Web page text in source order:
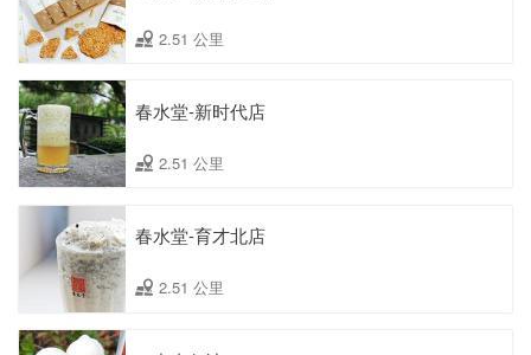
2.51 公里
春水堂-新时代店
2.51 公里
春水堂-育才北店
2.51 公里